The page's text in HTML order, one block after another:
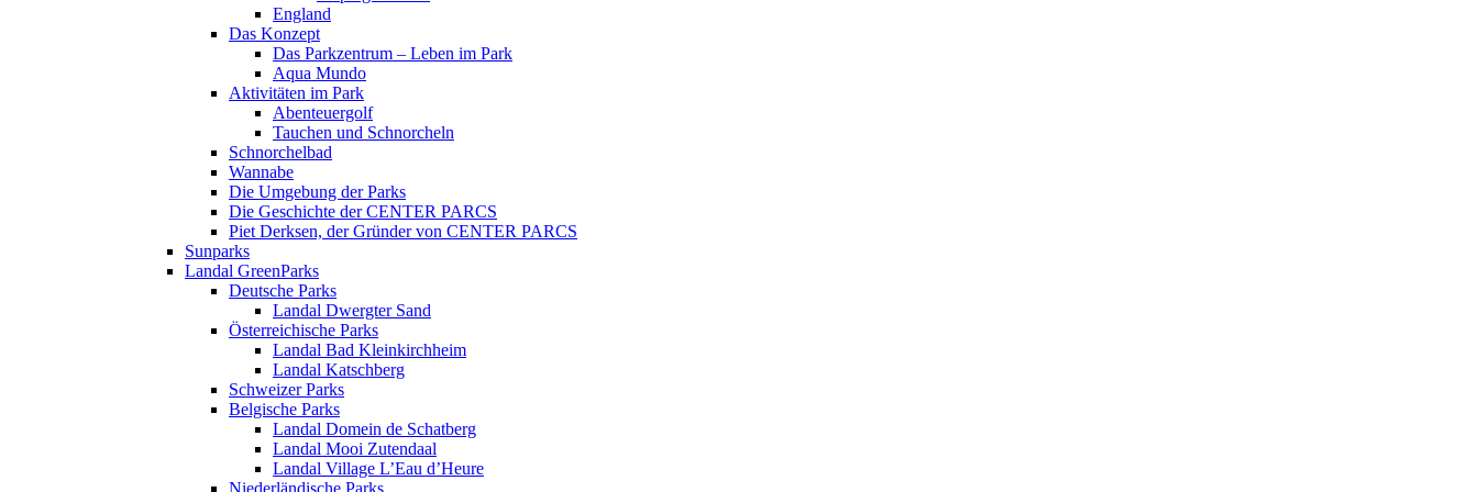
England
Das Konzept
Das Parkzentrum – Leben im Park
Aqua Mundo
Aktivitäten im Park
Abenteuergolf
Tauchen und Schnorcheln
Schnorchelbad
Wannabe
Die Umgebung der Parks
Die Geschichte der CENTER PARCS
Piet Derksen, der Gründer von CENTER PARCS
Sunparks
Landal GreenParks
Deutsche Parks
Landal Dwergter Sand
Österreichische Parks
Landal Bad Kleinkirchheim
Landal Katschberg
Schweizer Parks
Belgische Parks
Landal Domein de Schatberg
Landal Mooi Zutendaal
Landal Village L’Eau d’Heure
Niederländische Parks